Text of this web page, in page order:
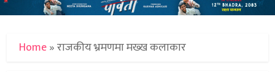
Home»राजकीय भ्रमणमा मख्ख कलाकार